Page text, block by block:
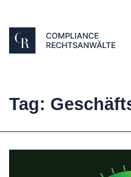
Tag: